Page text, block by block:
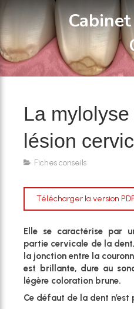
La
lésion
Fiches conseils
Télécharger la version
Elle se caractérise par
partie cervicale de la
la jonction entre la
est brillante, dure au
légère coloration brune.
Ce défaut de la dent n’est